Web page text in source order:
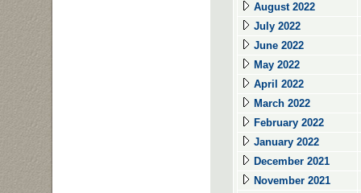
August 2022
July 2022
June 2022
May 2022
April 2022
March 2022
February 2022
January 2022
December 2021
November 2021